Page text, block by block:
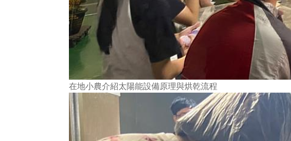
在地小農介紹太陽能設備原理與烘乾流程